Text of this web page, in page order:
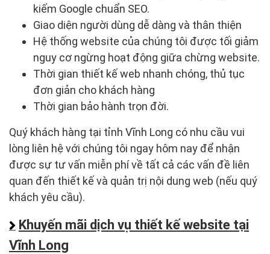
kiếm Google chuẩn SEO.
Giao diện người dùng dễ dàng và thân thiện
Hệ thống website của chúng tôi được tối giảm
nguy cơ ngừng hoạt động giữa chừng website.
Thời gian thiết kế web nhanh chóng, thủ tục
đơn giản cho khách hàng
Thời gian bảo hành trọn đời.
Quý khách hàng tại tỉnh Vĩnh Long có nhu cầu vui
lòng liên hệ với chúng tôi ngay hôm nay để nhận
được sự tư vấn miễn phí về tất cả các vấn đề liên
quan đến thiết kế và quản trị nội dung web (nếu quý
khách yêu cầu).
Khuyến mãi dịch vụ thiết kế website tại
Vĩnh Long